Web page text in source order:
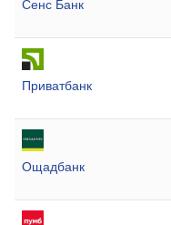
Сенс Банк
Приватбанк
Ощадбанк